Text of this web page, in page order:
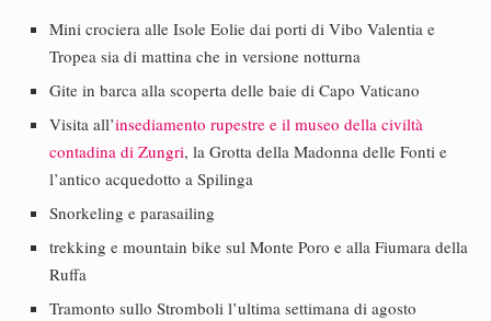
Mini crociera alle Isole Eolie dai porti di Vibo Valentia e
Tropea sia di mattina che in versione notturna
Gite in barca alla scoperta delle baie di Capo Vaticano
Visita all’insediamento rupestre e il museo della civiltà
contadina di Zungri, la Grotta della Madonna delle Fonti e
l’antico acquedotto a Spilinga
Snorkeling e parasailing
trekking e mountain bike sul Monte Poro e alla Fiumara della
Ruffa
Tramonto sullo Stromboli l’ultima settimana di agosto